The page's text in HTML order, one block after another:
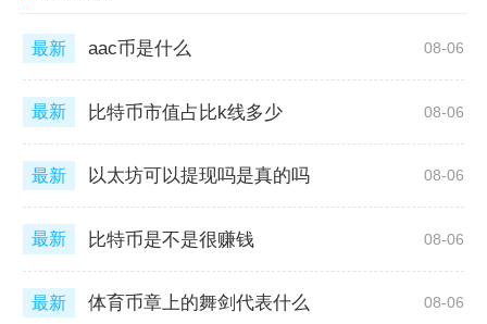
最新 aac币是什么 08-06
最新 比特币市值占比k线多少 08-06
最新 以太坊可以提现吗是真的吗 08-06
最新 比特币是不是很赚钱 08-06
最新 体育币章上的舞剑代表什么 08-06